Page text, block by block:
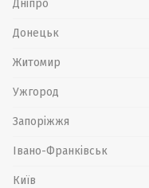
Дніпро
Донецьк
Житомир
Ужгород
Запоріжжя
Івано-Франківськ
Київ